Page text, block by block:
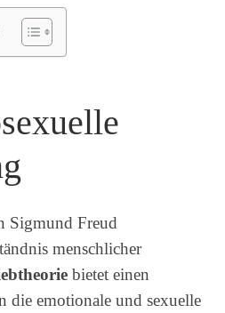
Sigmund Freud
menschlicher
bietet einen
die emotionale und sexuelle